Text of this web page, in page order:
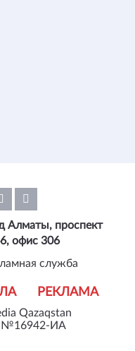
Qazaqstan
№16942-ИА
РЕКЛАМА
Алматы, проспект
офис 306
служба